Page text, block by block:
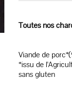
Toutes nos
Viande de
*issu de
sans gluten